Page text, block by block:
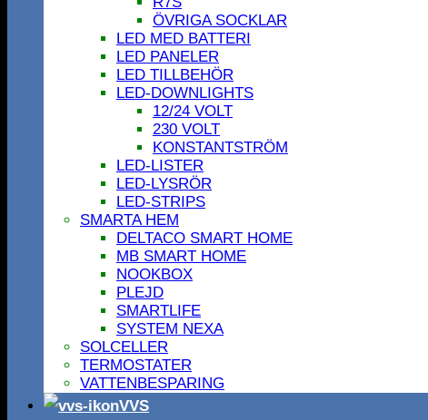
ÖVRIGA SOCKLAR
LED MED BATTERI
LED PANELER
LED TILLBEHÖR
LED-DOWNLIGHTS
12/24 VOLT
230 VOLT
KONSTANTSTRÖM
LED-LISTER
LED-LYSRÖR
LED-STRIPS
SMARTA HEM
DELTACO SMART HOME
MB SMART HOME
NOOKBOX
PLEJD
SMARTLIFE
SYSTEM NEXA
SOLCELLER
TERMOSTATER
VATTENBESPARING
VVS